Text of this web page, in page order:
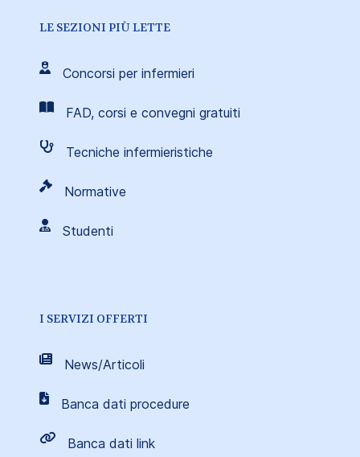
LE SEZIONI PIÙ LETTE
Concorsi per infermieri
FAD, corsi e convegni gratuiti
Tecniche infermieristiche
Normative
Studenti
I SERVIZI OFFERTI
News/Articoli
Banca dati procedure
Banca dati link